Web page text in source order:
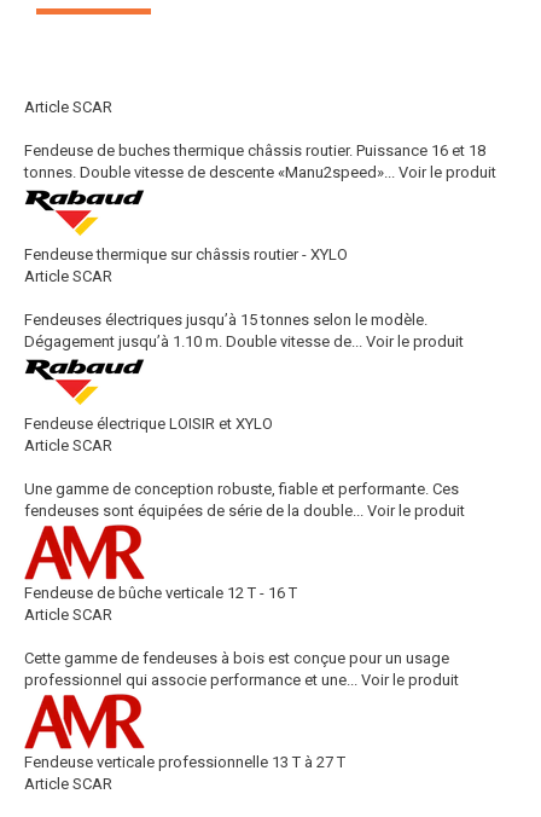
Article SCAR
Fendeuse de buches thermique châssis routier. Puissance 16 et 18
tonnes. Double vitesse de descente «Manu2speed»... Voir le produit
Fendeuse thermique sur châssis routier - XYLO
Article SCAR
Fendeuses électriques jusqu’à 15 tonnes selon le modèle.
Dégagement jusqu’à 1.10 m. Double vitesse de... Voir le produit
Fendeuse électrique LOISIR et XYLO
Article SCAR
Une gamme de conception robuste, fiable et performante. Ces
fendeuses sont équipées de série de la double... Voir le produit
Fendeuse de bûche verticale 12 T - 16 T
Article SCAR
Cette gamme de fendeuses à bois est conçue pour un usage
professionnel qui associe performance et une... Voir le produit
Fendeuse verticale professionnelle 13 T à 27 T
Article SCAR